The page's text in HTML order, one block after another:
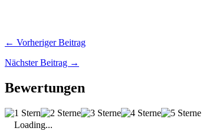
← Vorheriger Beitrag
Nächster Beitrag →
Bewertungen
Loading...